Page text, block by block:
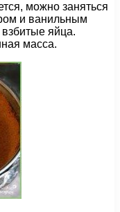
можно заняться
и ванильным
яйца.
масса.